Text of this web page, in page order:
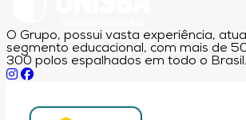
O Grupo, possui vasta experiência,
segmento educacional, com mais de
300 polos espalhados em todo o Brasil.